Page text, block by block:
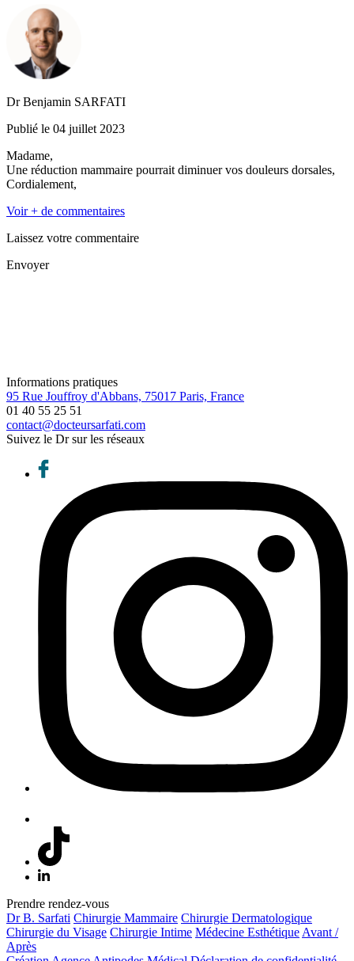
Dr Benjamin SARFATI
Publié le 04 juillet 2023
Madame,
Une réduction mammaire pourrait diminuer vos douleurs dorsales,
Cordialement,
Voir + de commentaires
Laissez votre commentaire
Envoyer
Informations pratiques
95 Rue Jouffroy d'Abbans, 75017 Paris, France
01 40 55 25 51
contact@docteursarfati.com
Suivez le Dr sur les réseaux
Prendre rendez-vous
Dr B. Sarfati Chirurgie Mammaire Chirurgie Dermatologique
Chirurgie du Visage Chirurgie Intime Médecine Esthétique Avant /
Après